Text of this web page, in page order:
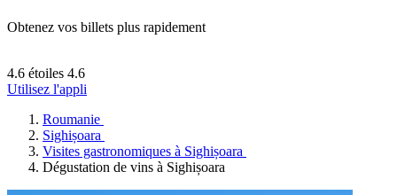
Obtenez vos billets plus rapidement
4.6 étoiles 4.6
Utilisez l'appli
Roumanie
Sighișoara
Visites gastronomiques à Sighișoara
Dégustation de vins à Sighișoara